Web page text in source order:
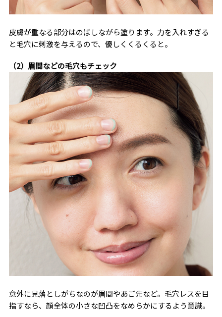
皮膚が重なる部分はのばしながら塗ります。力を入れすぎる
と毛穴に刺激を与えるので、優しくくるくると。
（2）眉間などの毛穴もチェック
意外に見落としがちなのが眉間やあご先など。毛穴レスを目
指すなら、顔全体の小さな凹凸をなめらかにするよう意識。